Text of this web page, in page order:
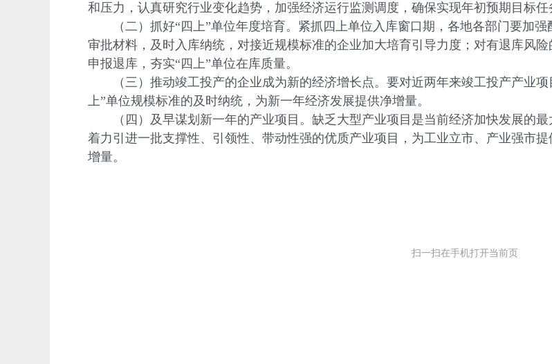
和压力，认真研究行业变化趋势，加强经济运行监测调度，确保实现年初预期目标任
（二）抓好“四上”单位年度培育。紧抓四上单位入库窗口期，各地各部门要加强
审批材料，及时入库纳统，对接近规模标准的企业加大培育引导力度；对有退库风
申报退库，夯实“四上”单位在库质量。
（三）推动竣工投产的企业成为新的经济增长点。要对近两年来竣工投产产业项
上”单位规模标准的及时纳统，为新一年经济发展提供净增量。
（四）及早谋划新一年的产业项目。缺乏大型产业项目是当前经济加快发展的最
着力引进一批支撑性、引领性、带动性强的优质产业项目，为工业立市、产业强市
增量。
扫一扫在手机打开当前页